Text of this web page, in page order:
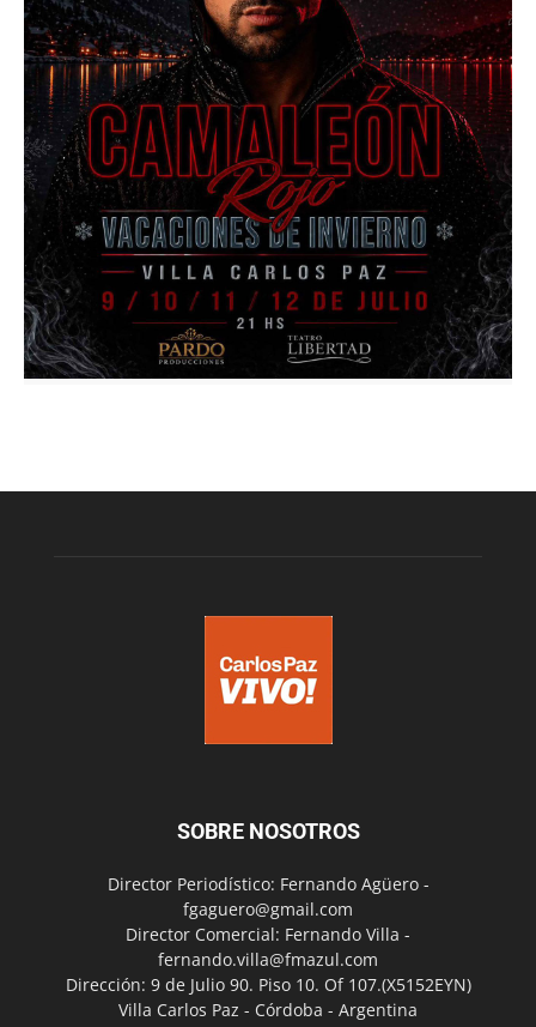
SOBRE NOSOTROS
Director Periodístico: Fernando Agüero -
fgaguero@gmail.com
Director Comercial: Fernando Villa -
fernando.villa@fmazul.com
Dirección: 9 de Julio 90. Piso 10. Of 107.(X5152EYN)
Villa Carlos Paz - Córdoba - Argentina